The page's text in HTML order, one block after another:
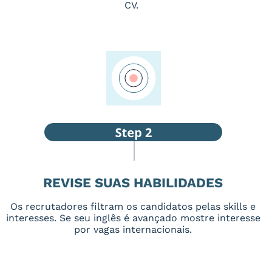
CV.
REVISE SUAS HABILIDADES
Os recrutadores filtram os candidatos pelas skills e
interesses. Se seu inglês é avançado mostre interesse
por vagas internacionais.